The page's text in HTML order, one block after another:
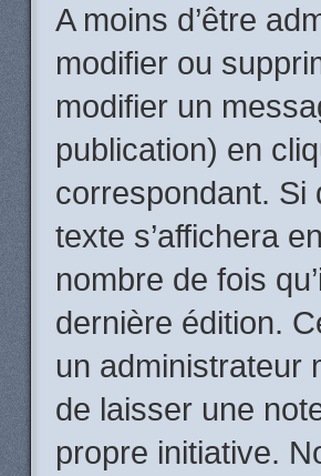
A moins d’être
modifier ou
modifier un
publication) en
correspondant. Si
texte s’affichera
nombre de fois
dernière édition.
un administrateur
de laisser une
propre initiative.